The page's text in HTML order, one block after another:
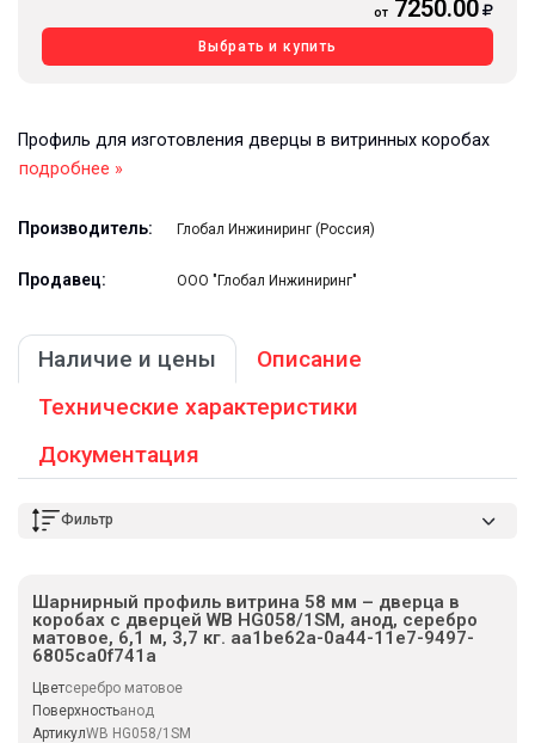
от 7250.00
Выбрать и купить
Профиль для изготовления дверцы в витринных коробах
подробнее »
Производитель: Глобал Инжиниринг (Россия)
Продавец: ООО "Глобал Инжиниринг"
Наличие и цены
Описание
Технические характеристики
Документация
Фильтр
Шарнирный профиль витрина 58 мм – дверца в
коробах с дверцей WB HG058/1SM, анод, серебро
матовое, 6,1 м, 3,7 кг. aa1be62a-0a44-11e7-9497-
6805ca0f741a
Цветсеребро матовое
Поверхностьанод
АртикулWB HG058/1SM